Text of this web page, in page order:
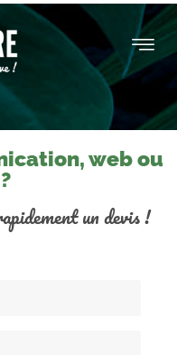
web ou
un devis !